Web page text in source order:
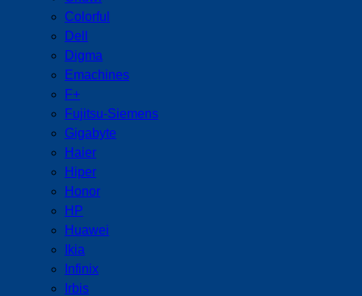
Colorful
Dell
Digma
Emachines
F+
Fujitsu-Siemens
Gigabyte
Haier
Hiper
Honor
HP
Huawei
Ikia
Infinix
Irbis